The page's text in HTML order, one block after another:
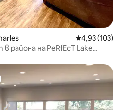
Средна
4,93 (103)
района на PeRfEcT Lake
гостите